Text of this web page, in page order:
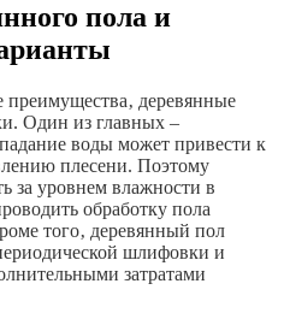
пола и
деревянные
Один из главных –
воды может привести к
плесени. Поэтому
за уровнем влажности в
обработку пола
того‚ деревянный пол
шлифовки и
затратами